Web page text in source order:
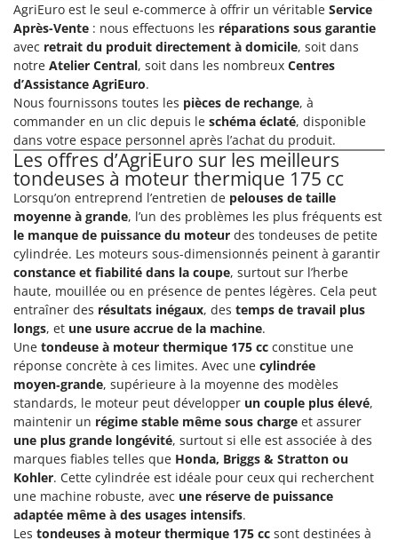
AgriEuro est le seul e-commerce à offrir un véritable Service
Après-Vente : nous effectuons les réparations sous garantie
avec retrait du produit directement à domicile, soit dans
notre Atelier Central, soit dans les nombreux Centres
d’Assistance AgriEuro.
Nous fournissons toutes les pièces de rechange, à
commander en un clic depuis le schéma éclaté, disponible
dans votre espace personnel après l’achat du produit.
Les offres d’AgriEuro sur les meilleurs
tondeuses à moteur thermique 175 cc
Lorsqu’on entreprend l’entretien de pelouses de taille
moyenne à grande, l’un des problèmes les plus fréquents est
le manque de puissance du moteur des tondeuses de petite
cylindrée. Les moteurs sous-dimensionnés peinent à garantir
constance et fiabilité dans la coupe, surtout sur l’herbe
haute, mouillée ou en présence de pentes légères. Cela peut
entraîner des résultats inégaux, des temps de travail plus
longs, et une usure accrue de la machine.
Une tondeuse à moteur thermique 175 cc constitue une
réponse concrète à ces limites. Avec une cylindrée
moyen‑grande, supérieure à la moyenne des modèles
standards, le moteur peut développer un couple plus élevé,
maintenir un régime stable même sous charge et assurer
une plus grande longévité, surtout si elle est associée à des
marques fiables telles que Honda, Briggs & Stratton ou
Kohler. Cette cylindrée est idéale pour ceux qui recherchent
une machine robuste, avec une réserve de puissance
adaptée même à des usages intensifs.
Les tondeuses à moteur thermique 175 cc sont destinées à